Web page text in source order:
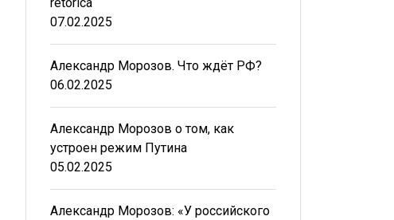
07.02.2025
Александр Морозов. Что ждёт РФ?
06.02.2025
Александр Морозов о том, как
устроен режим Путина
05.02.2025
Александр Морозов: «У российского